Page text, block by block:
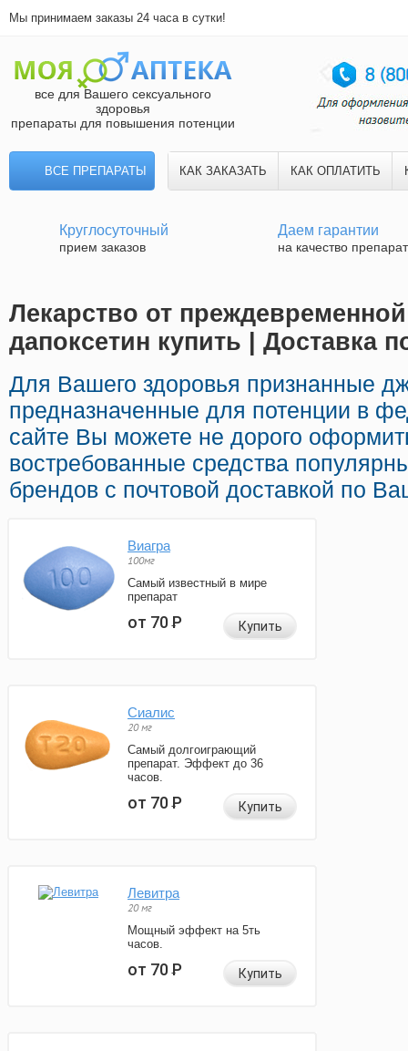
Мы принимаем заказы 24 часа в сутки!
все для Вашего сексуального
здоровья
препараты для повышения потенции
ВСЕ ПРЕПАРАТЫ КАК ЗАКАЗАТЬ КАК ОПЛАТИТЬ
Круглосуточный
прием заказов
Даем гарантии
на качество
Лекарство от
дапоксетин купить | Доставка
Для Вашего здоровья признанные
предназначенные для потенции в
сайте Вы можете не дорого
востребованные средства
брендов с почтовой доставкой по
Виагра
100мг
Самый известный в мире
препарат
от 70Р Купить
Сиалис
20 мг
Самый долгоиграющий
препарат. Эффект до 36
часов.
от 70Р Купить
Левитра
20 мг
Мощный эффект на 5ть
часов.
от 70Р Купить